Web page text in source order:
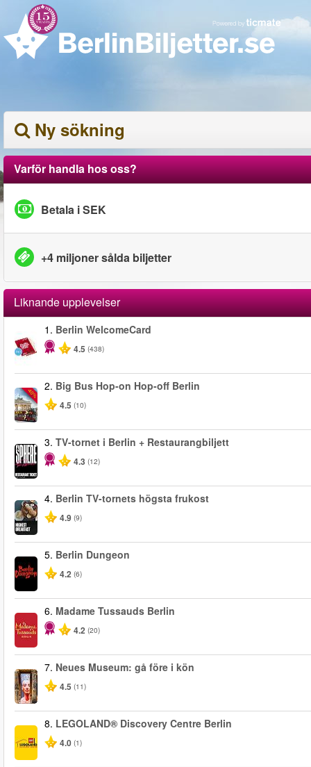
Ny sökning
Varför handla hos oss?
Betala i SEK
+4 miljoner sålda biljetter
Liknande upplevelser
1. Berlin WelcomeCard
4.5 (438)
-40%
2. Big Bus Hop-on Hop-off Berlin
4.5 (10)
3. TV-tornet i Berlin + Restaurangbiljett
4.3 (12)
4. Berlin TV-tornets högsta frukost
4.9 (9)
5. Berlin Dungeon
4.2 (6)
6. Madame Tussauds Berlin
4.2 (20)
7. Neues Museum: gå före i kön
4.5 (11)
8. LEGOLAND® Discovery Centre Berlin
4.0 (1)